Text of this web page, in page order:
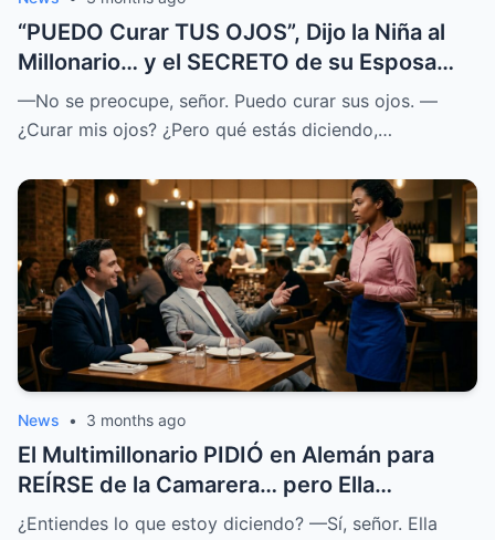
“PUEDO Curar TUS OJOS”, Dijo la Niña al
Millonario… y el SECRETO de su Esposa
SALIÓ a la LUZ
—No se preocupe, señor. Puedo curar sus ojos. —
¿Curar mis ojos? ¿Pero qué estás diciendo,…
News • 3 months ago
El Multimillonario PIDIÓ en Alemán para
REÍRSE de la Camarera… pero Ella
HABLABA 7 Idiomas.
¿Entiendes lo que estoy diciendo? —Sí, señor. Ella